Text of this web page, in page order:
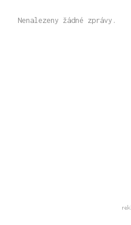
Nenalezeny žádné zprávy.